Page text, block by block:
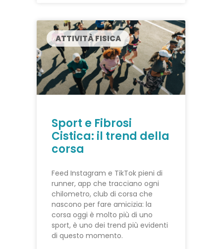
ATTIVITÀ FISICA
Sport e Fibrosi
Cistica: il trend della
corsa
Feed Instagram e TikTok pieni di
runner, app che tracciano ogni
chilometro, club di corsa che
nascono per fare amicizia: la
corsa oggi è molto più di uno
sport, è uno dei trend più evidenti
di questo momento.